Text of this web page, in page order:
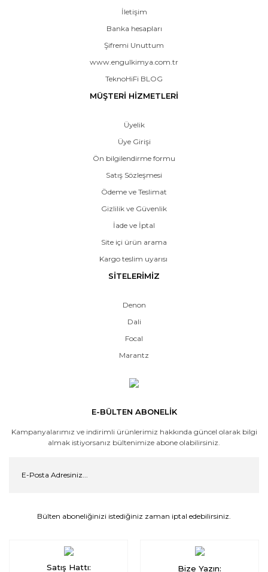
İletişim
Banka hesapları
Şifremi Unuttum
www.engulkimya.com.tr
TeknoHiFi BLOG
MÜŞTERİ HİZMETLERİ
Üyelik
Üye Girişi
Ön bilgilendirme formu
Satış Sözleşmesi
Ödeme ve Teslimat
Gizlilik ve Güvenlik
İade ve İptal
Site içi ürün arama
Kargo teslim uyarısı
SİTELERİMİZ
Denon
Dali
Focal
Marantz
E-BÜLTEN ABONELİK
Kampanyalarımız ve indirimli ürünlerimiz hakkında güncel olarak bilgi
almak istiyorsanız bültenimize abone olabilirsiniz.
Bülten aboneliğinizi istediğiniz zaman iptal edebilirsiniz.
Satış Hattı: Bize Yazın: